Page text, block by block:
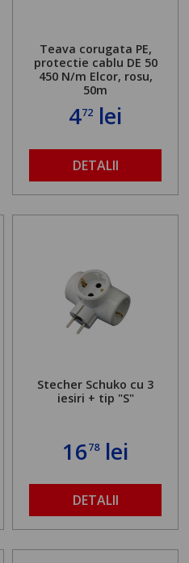
Teava corugata PE,
protectie cablu DE 50
450 N/m Elcor, rosu,
50m
472 lei
DETALII
Stecher Schuko cu 3
iesiri + tip "S"
1678lei
DETALII